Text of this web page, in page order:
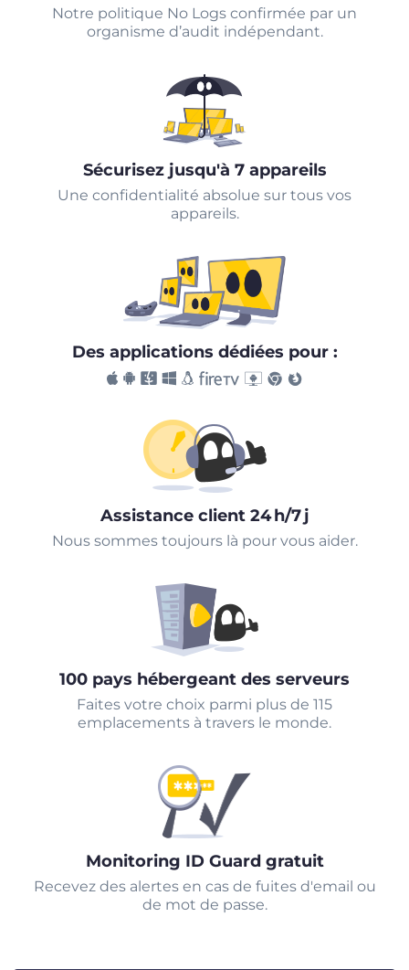
Notre politique No Logs confirmée par un
organisme d’audit indépendant.
Sécurisez jusqu'à 7 appareils
Une confidentialité absolue sur tous vos
appareils.
Des applications dédiées pour :
Assistance client 24 h/7 j
Nous sommes toujours là pour vous aider.
100 pays hébergeant des serveurs
Faites votre choix parmi plus de 115
emplacements à travers le monde.
Monitoring ID Guard gratuit
Recevez des alertes en cas de fuites d'email ou
de mot de passe.